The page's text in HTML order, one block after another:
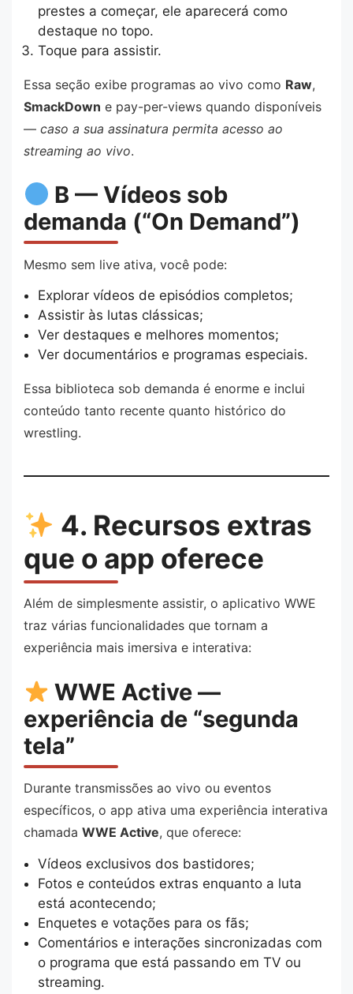
prestes a começar, ele aparecerá como
destaque no topo.
Toque para assistir.
Essa seção exibe programas ao vivo como Raw,
SmackDown e pay-per-views quando disponíveis
— caso a sua assinatura permita acesso ao
streaming ao vivo.
B — Vídeos sob
demanda (“On Demand”)
Mesmo sem live ativa, você pode:
Explorar vídeos de episódios completos;
Assistir às lutas clássicas;
Ver destaques e melhores momentos;
Ver documentários e programas especiais.
Essa biblioteca sob demanda é enorme e inclui
conteúdo tanto recente quanto histórico do
wrestling.
4. Recursos extras
que o app oferece
Além de simplesmente assistir, o aplicativo WWE
traz várias funcionalidades que tornam a
experiência mais imersiva e interativa:
WWE Active —
experiência de “segunda
tela”
Durante transmissões ao vivo ou eventos
específicos, o app ativa uma experiência interativa
chamada WWE Active, que oferece:
Vídeos exclusivos dos bastidores;
Fotos e conteúdos extras enquanto a luta
está acontecendo;
Enquetes e votações para os fãs;
Comentários e interações sincronizadas com
o programa que está passando em TV ou
streaming.